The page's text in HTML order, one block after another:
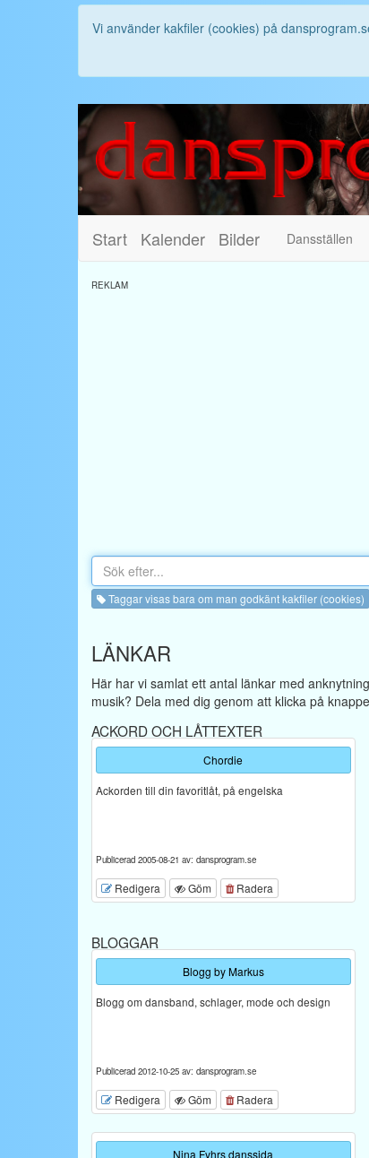
Vi använder kakfiler (cookies) på
Start Kalender Bilder Dansställen
REKLAM
Taggar visas bara om man godkänt kakfiler (cookies)
LÄNKAR
Här har vi samlat ett antal länkar med
musik? Dela med dig genom att klicka på
ACKORD OCH LÅTTEXTER
Chordie
Ackorden till din favoritlåt, på engelska
Publicerad 2005-08-21 av: dansprogram.se
Redigera Göm Radera
BLOGGAR
Blogg by Markus
Blogg om dansband, schlager, mode och design
Publicerad 2012-10-25 av: dansprogram.se
Redigera Göm Radera
Nina Fyhrs danssida